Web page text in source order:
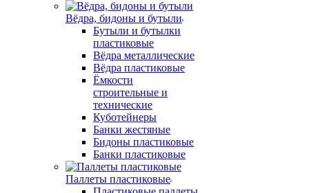
Вёдра, бидоны и бутыли
Бутыли и бутылки
пластиковые
Вёдра металлические
Вёдра пластиковые
Ёмкости
строительные и
технические
Куботейнеры
Банки жестяные
Бидоны пластиковые
Банки пластиковые
Паллеты пластиковые